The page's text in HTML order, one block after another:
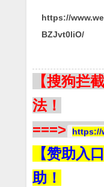
https://
BZJvt0liO/
【搜狗拦
法！
===>
https://
【赞助入
助！